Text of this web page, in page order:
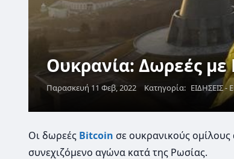
Ουκρανία: Δωρεές
Παρασκευή 11 Φεβ, 2022 Κατηγορία: ΕΙΔΗΣΕΙΣ
Οι δωρεές Bitcoin σε ουκρανικούς
συνεχιζόμενο αγώνα κατά της Ρωσίας.